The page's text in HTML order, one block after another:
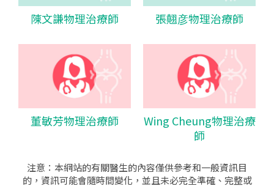
陳文謙物理治療師 張翹彦物理治療師
董敏芳物理治療師
Wing Cheung物理治療
師
注意：本網站的有關醫生的內容僅供參考和一般資訊目
的，資訊可能會隨時間變化，並且未必完全準確、完整或